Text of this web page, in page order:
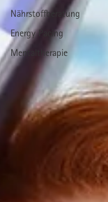
Nährstoffberatung
Energy Pacing
Mentaltherapie